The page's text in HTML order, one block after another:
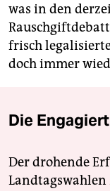
was in den
frisch
doch immer
Die
Der drohende